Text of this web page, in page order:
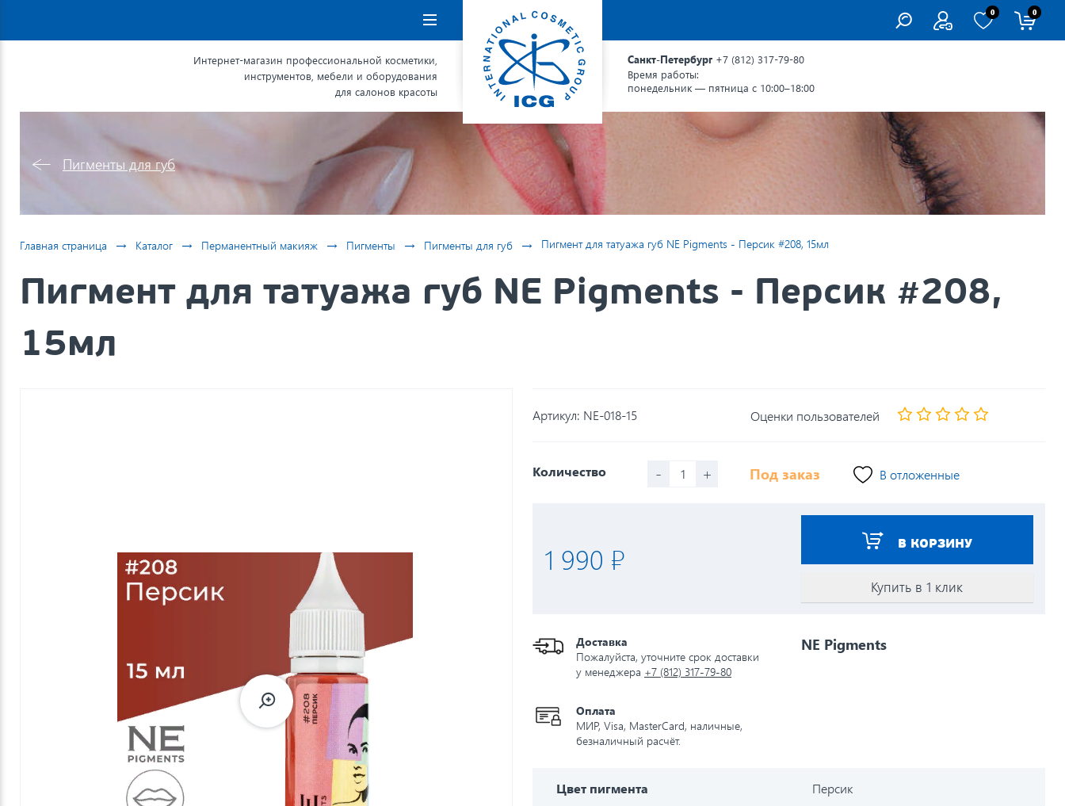
Навигация
0 0
Интернет-магазин профессиональной косметики,
инструментов, мебели и оборудования
для салонов красоты
Санкт-Петербург +7 (812) 317-79-80
Время работы:
понедельник — пятница с 10:00–18:00
Пигменты для губ
Главная страница → Каталог → Перманентный макияж → Пигменты → Пигменты для губ → Пигмент для татуажа губ NE Pigments - Персик #208, 15мл
Пигмент для татуажа губ NE Pigments - Персик #208,
15мл
Артикул: NE-018-15 Оценки пользователей
Количество - + Под заказ В отложенные
1 990 ₽ В КОРЗИНУ
Купить в 1 клик
Доставка
Пожалуйста, уточните срок доставки
у менеджера +7 (812) 317-79-80
Оплата
МИР, Visa, MasterCard, наличные,
безналичный расчёт.
NE Pigments
Цвет пигмента Персик